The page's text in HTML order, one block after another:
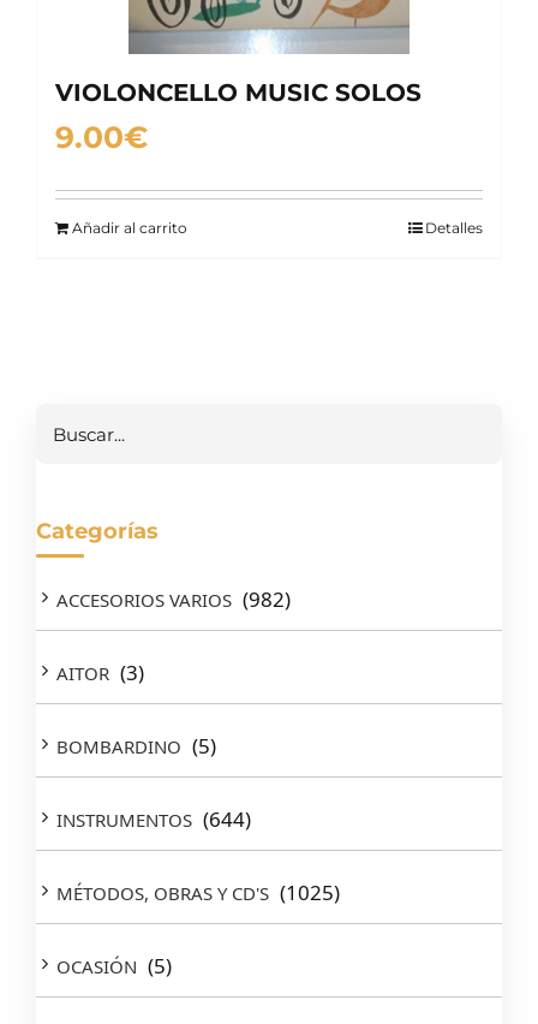
VIOLONCELLO MUSIC SOLOS
9.00€
Añadir al carrito Detalles
Categorías
ACCESORIOS VARIOS (982)
AITOR (3)
BOMBARDINO (5)
INSTRUMENTOS (644)
MÉTODOS, OBRAS Y CD'S (1025)
OCASIÓN (5)